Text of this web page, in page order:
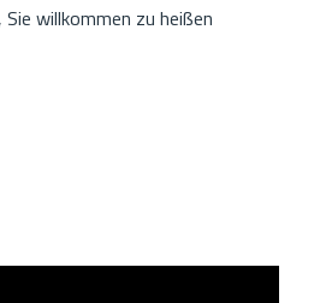
willkommen zu heißen